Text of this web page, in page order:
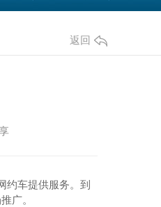
焦
科
返回
约车提供服务。到
广。